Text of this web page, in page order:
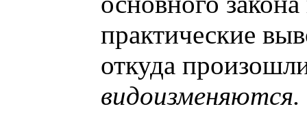
практические
откуда
видоизменяются.